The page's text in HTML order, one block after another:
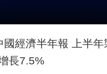
國經濟半年報 上半年
長7.5%